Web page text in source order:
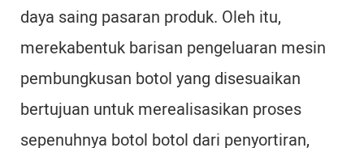
daya saing pasaran produk. Oleh itu,
merekabentuk barisan pengeluaran mesin
pembungkusan botol yang disesuaikan
bertujuan untuk merealisasikan proses
sepenuhnya botol botol dari penyortiran,